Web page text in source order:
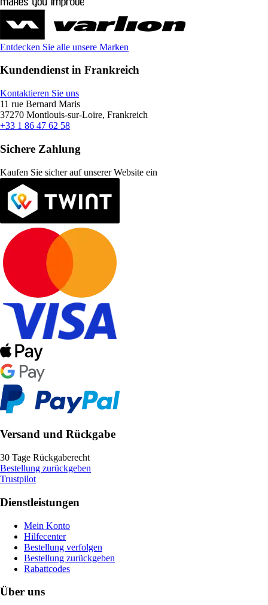
Entdecken Sie alle unsere Marken
Kundendienst in Frankreich
Kontaktieren Sie uns
11 rue Bernard Maris
37270 Montlouis-sur-Loire, Frankreich
+33 1 86 47 62 58
Sichere Zahlung
Kaufen Sie sicher auf unserer Website ein
Versand und Rückgabe
30 Tage Rückgaberecht
Bestellung zurückgeben
Trustpilot
Dienstleistungen
Mein Konto
Hilfecenter
Bestellung verfolgen
Bestellung zurückgeben
Rabattcodes
Über uns